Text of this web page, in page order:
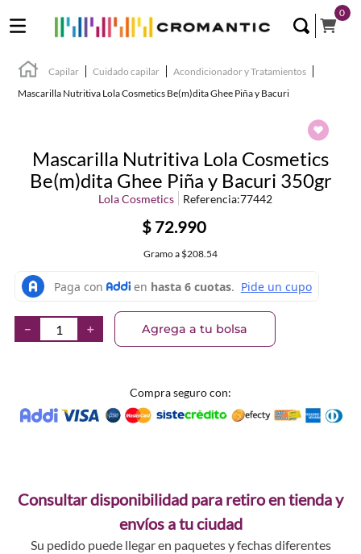
0
Capilar Cuidado capilar
Acondicionador y Tratamientos
Mascarilla Nutritiva Lola Cosmetics Be(m)dita Ghee Piña y Bacuri
Mascarilla Nutritiva Lola Cosmetics
Be(m)dita Ghee Piña y Bacuri 350gr
Lola Cosmetics Referencia:77442
$ 72.990
Gramoa $208.54
＋
－ Agrega a tu bolsa
Compra seguro con:
Consultar disponibilidad para retiro en tienda y
envíos a tu ciudad
Su pedido puede llegar en paquetes y fechas diferentes